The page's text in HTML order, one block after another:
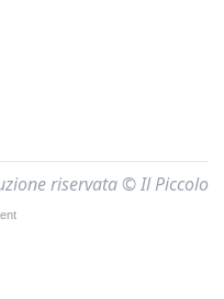
riservata © Il Piccolo